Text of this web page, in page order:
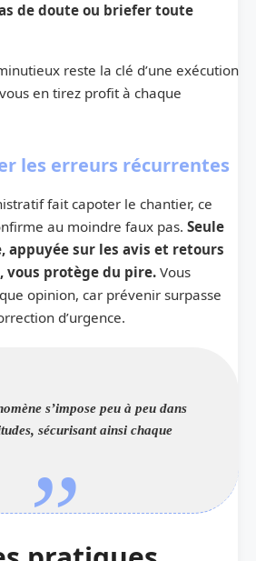
de doute ou briefer toute
reste la clé d’une exécution
en tirez profit à chaque
les erreurs récurrentes
fait capoter le chantier, ce
au moindre faux pas. Seule
appuyée sur les avis et retours
vous protège du pire. Vous
opinion, car prévenir surpasse
d’urgence.
s’impose peu à peu dans
sécurisant ainsi chaque